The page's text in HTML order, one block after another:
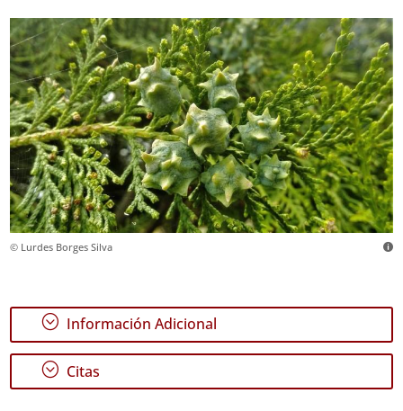
© Lurdes Borges Silva
; Información Adicional
; Citas